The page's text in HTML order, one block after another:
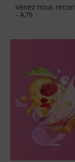
Venez nous
- A79